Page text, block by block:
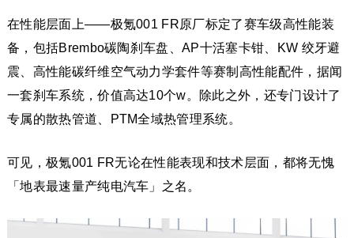
在性能层面上——极氪001 FR原厂标定了赛车级高性能装
备，包括Brembo碳陶刹车盘、AP十活塞卡钳、KW 绞牙避
震、高性能碳纤维空气动力学套件等赛制高性能配件，据闻
一套刹车系统，价值高达10个w。除此之外，还专门设计了
专属的散热管道、PTM全域热管理系统。
可见，极氪001 FR无论在性能表现和技术层面，都将无愧
「地表最速量产纯电汽车」之名。